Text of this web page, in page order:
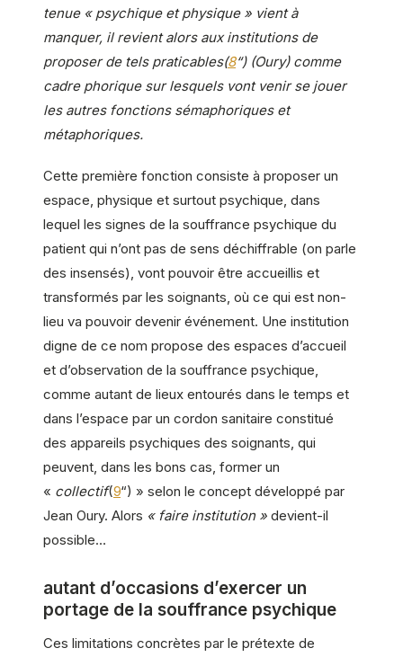
tenue « psychique et physique » vient à
manquer, il revient alors aux institutions de
proposer de tels praticables(8“) (Oury) comme
cadre phorique sur lesquels vont venir se jouer
les autres fonctions sémaphoriques et
métaphoriques.
Cette première fonction consiste à proposer un
espace, physique et surtout psychique, dans
lequel les signes de la souffrance psychique du
patient qui n’ont pas de sens déchiffrable (on parle
des insensés), vont pouvoir être accueillis et
transformés par les soignants, où ce qui est non-
lieu va pouvoir devenir événement. Une institution
digne de ce nom propose des espaces d’accueil
et d’observation de la souffrance psychique,
comme autant de lieux entourés dans le temps et
dans l’espace par un cordon sanitaire constitué
des appareils psychiques des soignants, qui
peuvent, dans les bons cas, former un
« collectif(9“) » selon le concept développé par
Jean Oury. Alors « faire institution » devient-il
possible…
autant d’occasions d’exercer un
portage de la souffrance psychique
Ces limitations concrètes par le prétexte de